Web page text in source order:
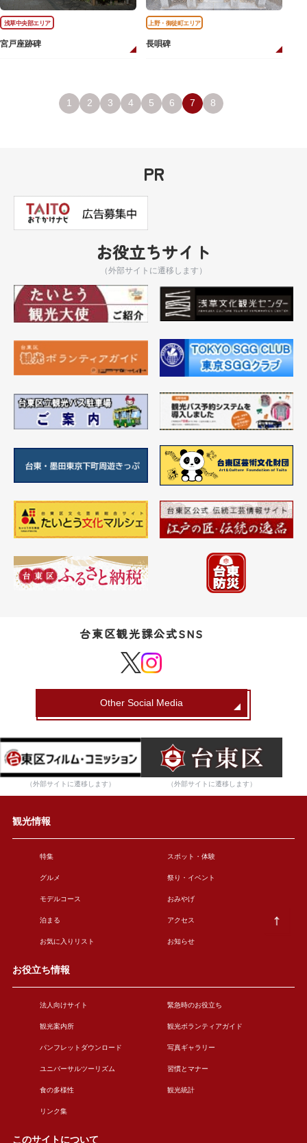
浅草中央部エリア
宮戸座跡碑
上野・御徒町エリア
長唄碑
1 2 3 4 5 6 7 8
PR
お役立ちサイト
（外部サイトに遷移します）
台東区観光課公式SNS
Other Social Media
（外部サイトに遷移します） （外部サイトに遷移します）
観光情報
特集 スポット・体験
グルメ 祭り・イベント
モデルコース おみやげ
泊まる アクセス
お気に入りリスト お知らせ
お役立ち情報
法人向けサイト 緊急時のお役立ち
観光案内所 観光ボランティアガイド
パンフレットダウンロード 写真ギャラリー
ユニバーサルツーリズム 習慣とマナー
食の多様性 観光統計
リンク集
このサイトについて